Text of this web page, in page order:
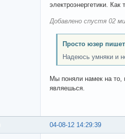
электроэнергетики. Как
Добавлено спустя 02
Просто юзер
Надеюсь умняки и
Мы поняли намек на то,
являешься.
04-08-12 14:29:39